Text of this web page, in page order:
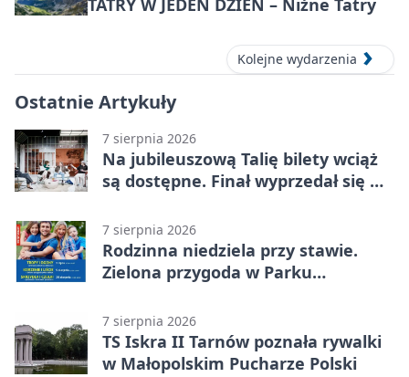
Kolejne wydarzenia
Ostatnie Artykuły
7 sierpnia 2026
Na jubileuszową Talię bilety wciąż
są dostępne. Finał wyprzedał się w
7 sierpnia 2026
Rodzinna niedziela przy stawie.
Zielona przygoda w Parku
7 sierpnia 2026
TS Iskra II Tarnów poznała rywalki
w Małopolskim Pucharze Polski